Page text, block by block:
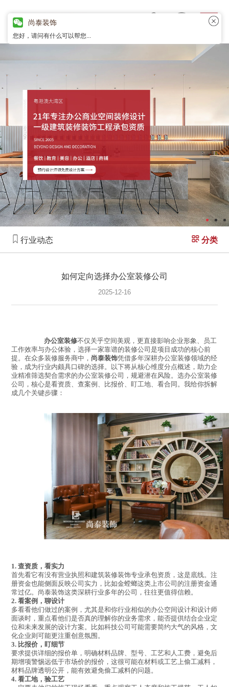
行业动态 分类
如何定向选择办公室装修公司
2025-12-16
办公室装修不仅关乎空间美观，更直接影响企业形象、员工
工作效率与办公体验，选择一家靠谱的装修公司是项目成功的核心前
提。在众多装修服务商中， 尚泰装饰凭借多年深耕办公室装修领域的经
验，成为行业内颇具口碑的选择。以下将从核心维度分点概述，助力企
业精准筛选契合需求的办公室装修公司，规避潜在风险。选办公室装修
公司，核心是看资质、查案例、比报价、盯工地、看合同。我给你拆解
成几个关键步骤：
1.查资质，看实力‌
首先看它有没有营业执照和建筑装修装饰专业承包资质，这是底线‌。注
册资金也能侧面反映公司实力，比如金螳螂这类上市公司的注册资金通
常过亿。 尚泰装饰这类深耕行业多年的公司，往往更值得信赖。‌
2.看案例，聊设计‌
多看看他们做过的案例，尤其是和你行业相似的办公空间设计‌和设计师
面谈时，重点看他们是否真的理解你的业务需求，能否提供结合企业定
位和未来发展的设计方案‌。比如科技公司可能需要简约大气的风格，文
化企业则可能更注重创意氛围 。‌
3. 比报价，盯细节‌
要求提供详细的报价单，明确材料品牌、型号、工艺和人工费，避免后
期增项‌警惕远低于市场价的报价，这很可能在材料或工艺上偷工减料，
材料品牌透明公开，能有效避免偷工减料的问题。‌
4.看工地，验工艺‌
尚泰装饰
您好，请问有什么可以帮您...